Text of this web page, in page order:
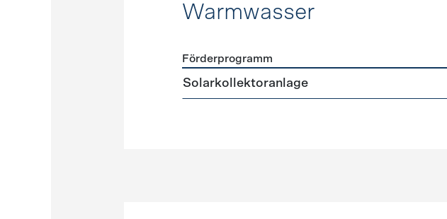
Warmwasser
Förderprogramme Warmwasser
Förderprogramm
Solarkollektoranlage